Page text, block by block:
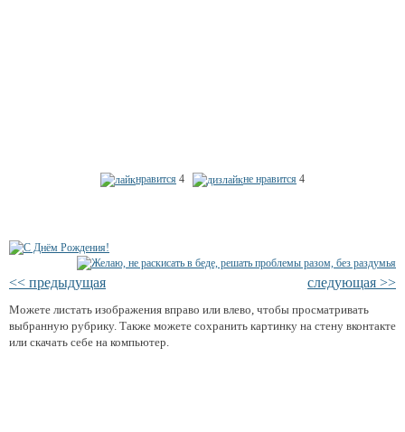
нравится 4 не нравится 4
<< предыдущая следующая >>
Можете листать изображения вправо или влево, чтобы просматривать
выбранную рубрику. Также можете сохранить картинку на стену вконтакте
или скачать себе на компьютер.